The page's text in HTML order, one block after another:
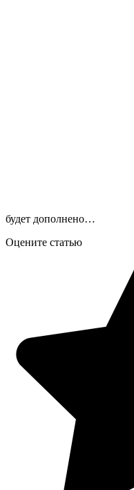
будет дополнено…
Оцените статью